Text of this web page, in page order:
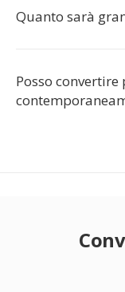
Quanto sarà
Posso convertire